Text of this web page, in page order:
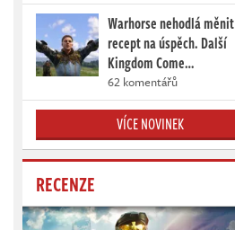
Warhorse nehodlá měnit
recept na úspěch. Další
Kingdom Come…
62 komentářů
VÍCE NOVINEK
RECENZE